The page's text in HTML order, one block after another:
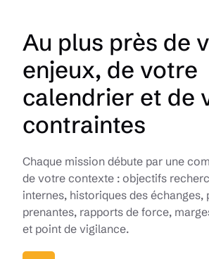
Au plus près de
enjeux, de votre
calendrier et de
contraintes
Chaque mission débute par une
de votre contexte : objectifs
internes, historiques des échanges,
prenantes, rapports de force,
et point de vigilance.